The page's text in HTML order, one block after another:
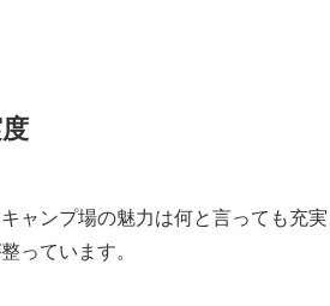
ャンプ場の魅力は何と言っても充
っています。